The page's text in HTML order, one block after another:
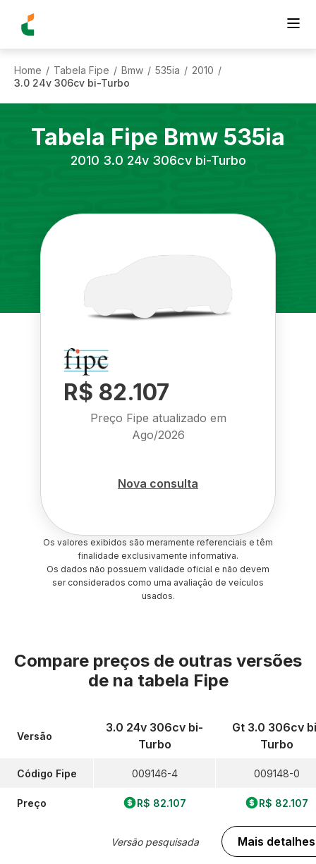
Home / Tabela Fipe / Bmw / 535ia / 2010 /
3.0 24v 306cv bi-Turbo
Tabela Fipe Bmw 535ia
2010 3.0 24v 306cv bi-Turbo
R$ 82.107
Preço Fipe atualizado em
Ago/2026
Nova consulta
Os valores exibidos são meramente referenciais e têm
finalidade exclusivamente informativa.
Os dados não possuem validade oficial e não devem
ser considerados como uma avaliação de veículos
usados.
Compare preços de outras versões
de na tabela Fipe
Versão
Código Fipe
Preço
3.0 24v 306cv bi-
Turbo
009146-4
R$ 82.107
Versão pesquisada
Gt 3.0 306cv
Turbo
009148-0
R$ 82.107
Mais detalhes